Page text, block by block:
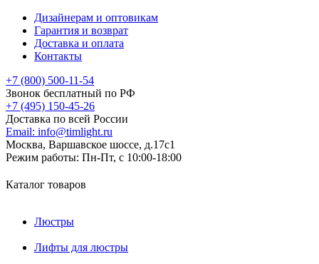
Дизайнерам и оптовикам
Гарантия и возврат
Доставка и оплата
Контакты
+7 (800) 500-11-54
Звонок бесплатный по РФ
+7 (495) 150-45-26
Доставка по всей России
Email: info@timlight.ru
Москва, Варшавское шоссе, д.17c1
Режим работы: Пн-Пт, с 10:00-18:00
Каталог товаров
Люстры
Лифты для люстры